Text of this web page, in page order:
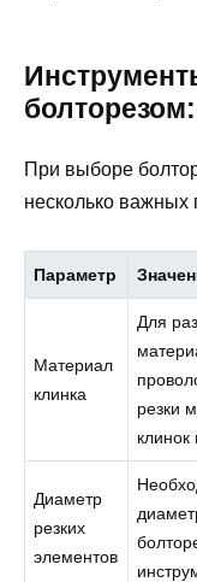
При выборе
несколько важных
Параметр
Материал
клинка
Для
резки
клинок
Диаметр
резких
элементов